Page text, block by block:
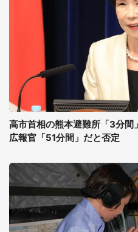
高市首相の熊本避難所「3分間
広報官「51分間」だと否定